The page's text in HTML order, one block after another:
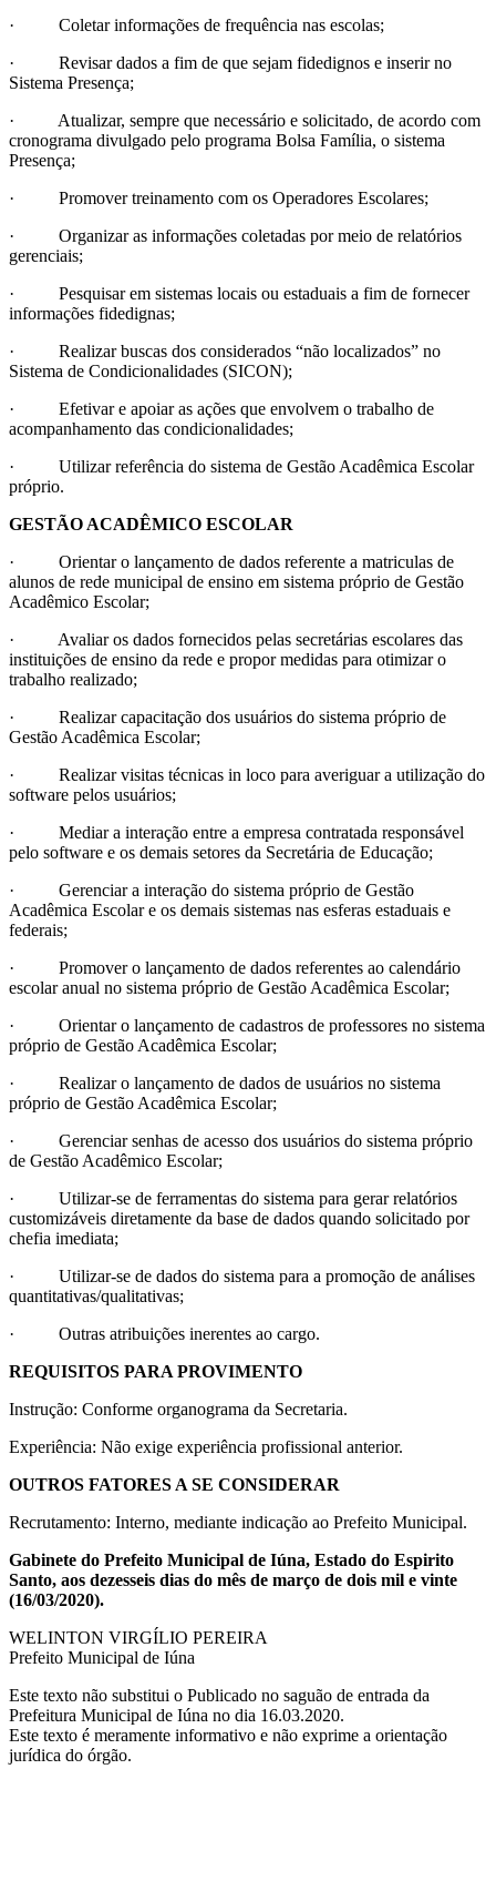
· Coletar informações de frequência nas escolas;
· Revisar dados a fim de que sejam fidedignos e inserir no
Sistema Presença;
· Atualizar, sempre que necessário e solicitado, de acordo com
cronograma divulgado pelo programa Bolsa Família, o sistema
Presença;
· Promover treinamento com os Operadores Escolares;
· Organizar as informações coletadas por meio de relatórios
gerenciais;
· Pesquisar em sistemas locais ou estaduais a fim de fornecer
informações fidedignas;
· Realizar buscas dos considerados “não localizados” no
Sistema de Condicionalidades (SICON);
· Efetivar e apoiar as ações que envolvem o trabalho de
acompanhamento das condicionalidades;
· Utilizar referência do sistema de Gestão Acadêmica Escolar
próprio.
GESTÃO ACADÊMICO ESCOLAR
· Orientar o lançamento de dados referente a matriculas de
alunos de rede municipal de ensino em sistema próprio de Gestão
Acadêmico Escolar;
· Avaliar os dados fornecidos pelas secretárias escolares das
instituições de ensino da rede e propor medidas para otimizar o
trabalho realizado;
· Realizar capacitação dos usuários do sistema próprio de
Gestão Acadêmica Escolar;
· Realizar visitas técnicas in loco para averiguar a utilização do
software pelos usuários;
· Mediar a interação entre a empresa contratada responsável
pelo software e os demais setores da Secretária de Educação;
· Gerenciar a interação do sistema próprio de Gestão
Acadêmica Escolar e os demais sistemas nas esferas estaduais e
federais;
· Promover o lançamento de dados referentes ao calendário
escolar anual no sistema próprio de Gestão Acadêmica Escolar;
· Orientar o lançamento de cadastros de professores no sistema
próprio de Gestão Acadêmica Escolar;
· Realizar o lançamento de dados de usuários no sistema
próprio de Gestão Acadêmica Escolar;
· Gerenciar senhas de acesso dos usuários do sistema próprio
de Gestão Acadêmico Escolar;
· Utilizar-se de ferramentas do sistema para gerar relatórios
customizáveis diretamente da base de dados quando solicitado por
chefia imediata;
· Utilizar-se de dados do sistema para a promoção de análises
quantitativas/qualitativas;
· Outras atribuições inerentes ao cargo.
REQUISITOS PARA PROVIMENTO
Instrução: Conforme organograma da Secretaria.
Experiência: Não exige experiência profissional anterior.
OUTROS FATORES A SE CONSIDERAR
Recrutamento: Interno, mediante indicação ao Prefeito Municipal.
Gabinete do Prefeito Municipal de Iúna, Estado do Espirito
Santo, aos dezesseis dias do mês de março de dois mil e vinte
(16/03/2020).
WELINTON VIRGÍLIO PEREIRA
Prefeito Municipal de Iúna
Este texto não substitui o Publicado no saguão de entrada da
Prefeitura Municipal de Iúna no dia 16.03.2020.
Este texto é meramente informativo e não exprime a orientação
jurídica do órgão.